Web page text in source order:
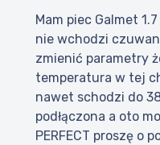
Mam piec Galmet
nie wchodzi
zmienić parametry
temperatura w tej
nawet schodzi do
podłączona a oto
PERFECT proszę o